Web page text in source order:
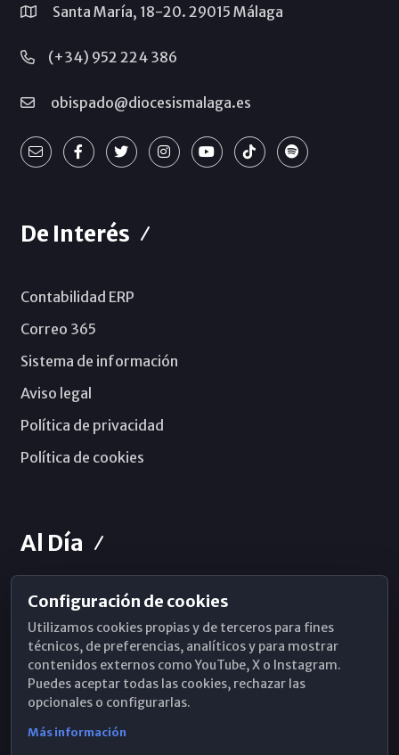
Santa María, 18-20. 29015 Málaga
(+34) 952 224 386
obispado@diocesismalaga.es
De Interés
Contabilidad ERP
Correo 365
Sistema de información
Aviso legal
Política de privacidad
Política de cookies
Al Día
Horarios de Misa
Hemeroteca
WhatsApp
Configuración de cookies
Utilizamos cookies propias y de terceros para fines
técnicos, de preferencias, analíticos y para mostrar
contenidos externos como YouTube, X o Instagram.
Puedes aceptar todas las cookies, rechazar las
opcionales o configurarlas.
Más información